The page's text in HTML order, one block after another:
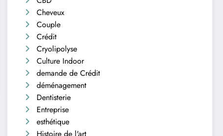
Cheveux
Couple
Crédit
Cryolipolyse
Culture Indoor
demande de Crédit
déménagement
Dentisterie
Entreprise
esthétique
Histoire de l'art